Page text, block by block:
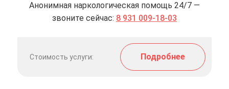
Анонимная наркологическая помощь 24/7 —
звоните сейчас: 8 931 009-18-03
Стоимость услуги: Подробнее